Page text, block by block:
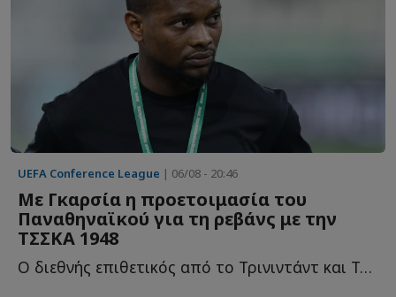
UEFA Conference League | 06/08 - 20:46
Με Γκαρσία η προετοιμασία του
Παναθηναϊκού για τη ρεβάνς με την
ΤΣΣΚΑ 1948
Ο διεθνής επιθετικός από το Τρινιντάντ και Τομπάγκο, π...